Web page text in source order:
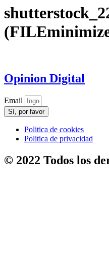
Opinion Digital
Email
Sí, por favor
Politica de cookies
Politica de privacidad
© 2022 Todos los